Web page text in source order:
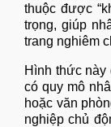
thuộc được
trọng, giúp
trang nghiêm
Hình thức
có quy mô
hoặc văn
nghiệp chủ